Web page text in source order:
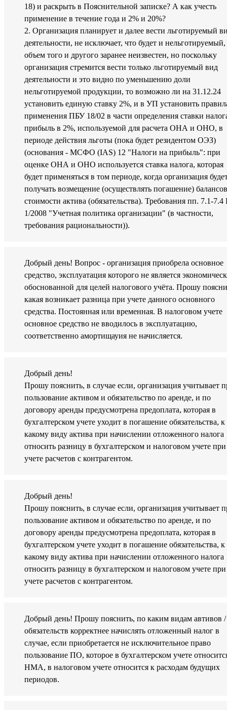
18) и раскрыть в Пояснительной записке? А как учесть
применение в течение года и 2% и 20%?
2. Организация планирует и далее вести льготируемый
деятельности, не исключает, что будет и нельготируемый,
объем того и другого заранее неизвестен, но поскольку
организация стремится вести только льготируемый вид
деятельности и это видно по уменьшению доли
нельготируемой продукции, то возможно ли на 31.12.24
установить единую ставку 2%, и в УП установить
применения ПБУ 18/02 в части определения ставки
прибыль в 2%, используемой для расчета ОНА и ОНО, в
периоде действия льготы (пока будет резидентом ОЭЗ)
(основания - МСФО (IAS) 12 "Налоги на прибыль": при
оценке ОНА и ОНО используется ставка налога, которая
будет применяться в том периоде, когда организация
получать возмещение (осуществлять погашение)
стоимости актива (обязательства). Требования пп. 7.1-
1/2008 "Учетная политика организации" (в частности,
требования рациональности)).
Добрый день! Вопрос - организация приобрела основное
средство, эксплуатация которого не является
обоснованной для целей налогового учёта. Прошу
какая возникает разница при учете данного основного
средства. Постоянная или временная. В налоговом учете
основное средство не вводилось в эксплуатацию,
соответственно амортищауия не начисляется.
Добрый день!
Прошу пояснить, в случае если, организация учитывает
пользование активом и обязательство по аренде, и по
договору аренды предусмотрена предоплата, которая в
бухгалтерском учете уходит в погашение обязательства, к
какому виду актива при начислении отложенного налога
относить разницу в бухгалтерском и налоговом учете при
учете расчетов с контрагентом.
Добрый день!
Прошу пояснить, в случае если, организация учитывает
пользование активом и обязательство по аренде, и по
договору аренды предусмотрена предоплата, которая в
бухгалтерском учете уходит в погашение обязательства, к
какому виду актива при начислении отложенного налога
относить разницу в бухгалтерском и налоговом учете при
учете расчетов с контрагентом.
Добрый день! Прошу пояснить, по каким видам автивов /
обязательств корректнее начислять отложенный налог в
случае, если приобретается не исключительное право
пользование ПО, которое в бухгалтерском учете
НМА, в налоговом учете относится к расходам будущих
периодов.